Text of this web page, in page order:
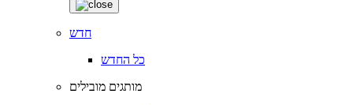
חדש
כל החדש
מותגים מובילים